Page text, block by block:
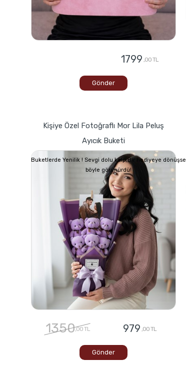
1799 ,00 TL
Gönder
Kişiye Özel Fotoğraflı Mor Lila Peluş
Ayıcık Buketi
Buketlerde Yenilik ! Sevgi dolu kalp,Bir hediyeye dönüşse
böyle görünürdü!
1350,00 TL 979 ,00 TL
Gönder